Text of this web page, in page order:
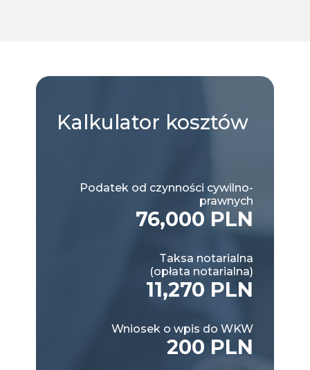
Kalkulator kosztów
Podatek od czynności cywilno-
prawnych
76,000 PLN
Taksa notarialna
(opłata notarialna)
11,270 PLN
Wniosek o wpis do WKW
200 PLN